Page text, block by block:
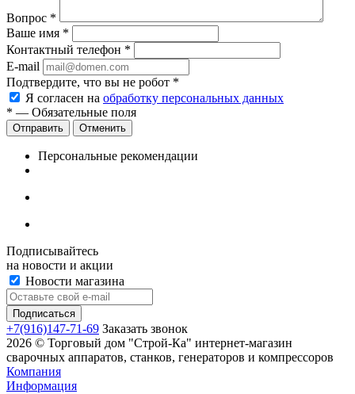
Вопрос *
Ваше имя *
Контактный телефон *
E-mail
Подтвердите, что вы не робот *
Я согласен на обработку персональных данных
* — Обязательные поля
Отменить
Персональные рекомендации
Подписывайтесь
на новости и акции
Новости магазина
+7(916)147-71-69 Заказать звонок
2026 © Торговый дом "Строй-Ка" интернет-магазин
сварочных аппаратов, станков, генераторов и компрессоров
Компания
Информация